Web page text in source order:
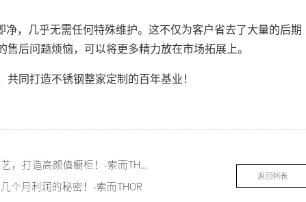
，几乎无需任何特殊维护。这不仅为客户省去了大量的后期
后问题烦恼，可以将更多精力放在市场拓展上。
同打造不锈钢整家定制的百年基业！
个月利润的秘密！-索而THOR
返回列表